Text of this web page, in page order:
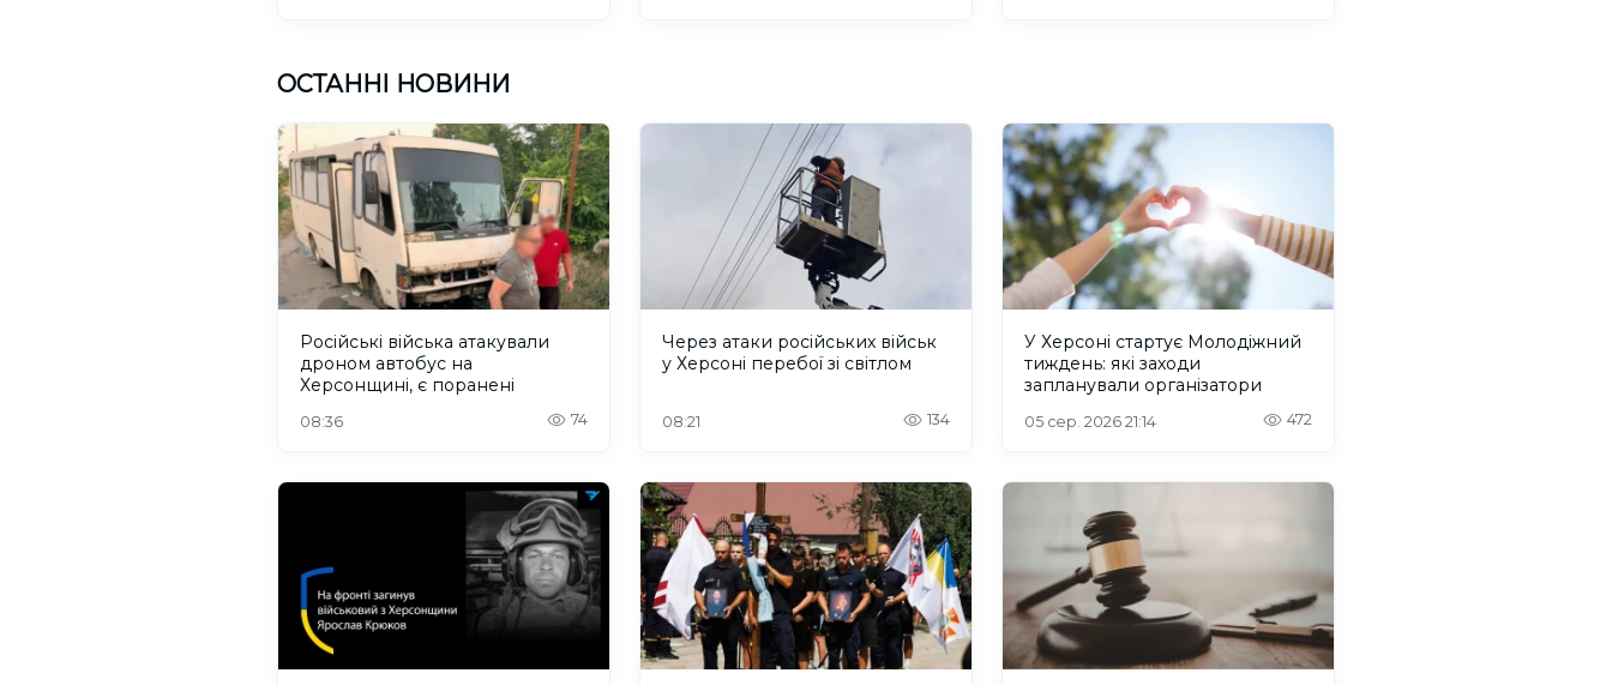
ОСТАННІ НОВИНИ
Російські війська атакували
дроном автобус на
Херсонщині, є поранені
08:36 74
Через атаки російських військ
у Херсоні перебої зі світлом
08:21 134
У Херсоні стартує Молодіжний
тиждень: які заходи
запланували організатори
05 сер. 2026 21:14 472